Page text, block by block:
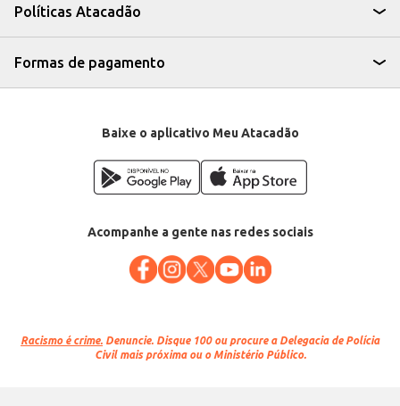
Políticas Atacadão
Formas de pagamento
Baixe o aplicativo Meu Atacadão
Acompanhe a gente nas redes sociais
Racismo é crime. Denuncie. Disque 100 ou procure a Delegacia de Polícia
Civil mais próxima ou o Ministério Público.